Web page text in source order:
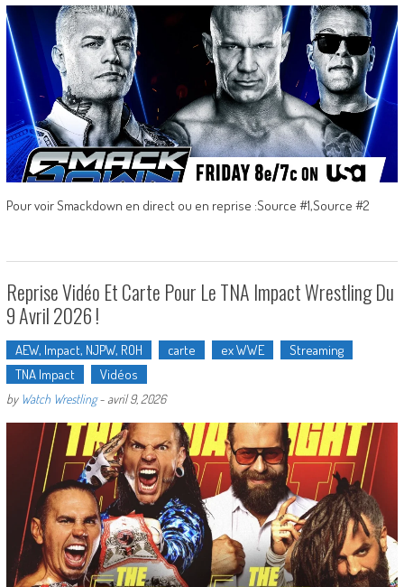
Pour voir Smackdown en direct ou en reprise :Source #1,Source #2
Reprise Vidéo Et Carte Pour Le TNA Impact Wrestling Du
9 Avril 2026 !
AEW, Impact, NJPW, ROH carte ex WWE
Streaming
TNA Impact
Vidéos
by Watch Wrestling- avril 9, 2026